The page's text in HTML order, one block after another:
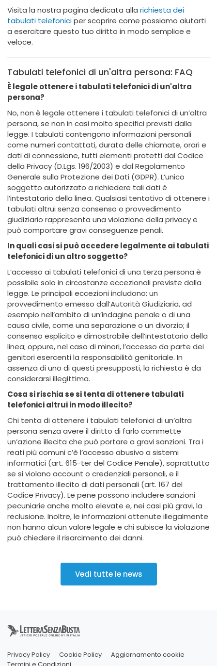
Visita la nostra pagina dedicata alla richiesta dei
tabulati telefoniciper scoprire come possiamo aiutarti
a esercitare questo tuo diritto in modo semplice e
veloce.
Tabulati telefonici di un'altra persona: FAQ
È legale ottenere i tabulati telefonici di un'altra
persona?
No, non è legale ottenere i tabulati telefonici di un’altra
persona, se non in casi molto specifici previsti dalla
legge. I tabulati contengono informazioni personali
come numeri contattati, durata delle chiamate, orari e
dati di connessione, tutti elementi protetti dal Codice
della Privacy (D.Lgs. 196/2003) e dal Regolamento
Generale sulla Protezione dei Dati (GDPR). L’unico
soggetto autorizzato a richiedere tali dati è
l’intestatario della linea. Qualsiasi tentativo di ottenere i
tabulati altrui senza consenso o provvedimento
giudiziario rappresenta una violazione della privacy e
può comportare gravi conseguenze penali.
In quali casi si può accedere legalmente ai tabulati
telefonici di un altro soggetto?
L’accesso ai tabulati telefonici di una terza persona è
possibile solo in circostanze eccezionali previste dalla
legge. Le principali eccezioni includono: un
provvedimento emesso dall’Autorità Giudiziaria, ad
esempio nell’ambito di un’indagine penale o di una
causa civile, come una separazione o un divorzio; il
consenso esplicito e dimostrabile dell’intestatario della
linea; oppure, nel caso di minori, l’accesso da parte dei
genitori esercenti la responsabilità genitoriale. In
assenza di uno di questi presupposti, la richiesta è da
considerarsi illegittima.
Cosa si rischia se si tenta di ottenere tabulati
telefonici altrui in modo illecito?
Chi tenta di ottenere i tabulati telefonici di un’altra
persona senza avere il diritto di farlo commette
un’azione illecita che può portare a gravi sanzioni. Tra i
reati più comuni c’è l’accesso abusivo a sistemi
informatici (art. 615-ter del Codice Penale), soprattutto
se si violano account o credenziali personali, e il
trattamento illecito di dati personali (art. 167 del
Codice Privacy). Le pene possono includere sanzioni
pecuniarie anche molto elevate e, nei casi più gravi, la
reclusione. Inoltre, le informazioni ottenute illegalmente
non hanno alcun valore legale e chi subisce la violazione
può chiedere il risarcimento dei danni.
Vedi tutte le news
Privacy Policy Cookie Policy
Aggiornamento cookie